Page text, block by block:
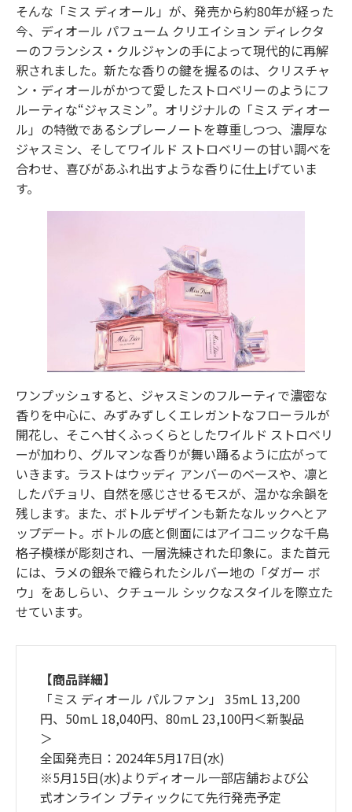
そんな「ミス ディオール」が、発売から約80年が経った
今、ディオール パフューム クリエイション ディレクタ
ーのフランシス・クルジャンの手によって現代的に再解
釈されました。新たな香りの鍵を握るのは、クリスチャ
ン・ディオールがかつて愛したストロベリーのようにフ
ルーティな“ジャスミン”。オリジナルの「ミス ディオー
ル」の特徴であるシプレーノートを尊重しつつ、濃厚な
ジャスミン、そしてワイルド ストロベリーの甘い調べを
合わせ、喜びがあふれ出すような香りに仕上げていま
す。
ワンプッシュすると、ジャスミンのフルーティで濃密な
香りを中心に、みずみずしくエレガントなフローラルが
開花し、そこへ甘くふっくらとしたワイルド ストロベリ
ーが加わり、グルマンな香りが舞い踊るように広がって
いきます。ラストはウッディ アンバーのベースや、凛と
したパチョリ、自然を感じさせるモスが、温かな余韻を
残します。また、ボトルデザインも新たなルックへとア
ップデート。ボトルの底と側面にはアイコニックな千鳥
格子模様が彫刻され、一層洗練された印象に。また首元
には、ラメの銀糸で織られたシルバー地の「ダガー ボ
ウ」をあしらい、クチュール シックなスタイルを際立た
せています。
【商品詳細】
「ミス ディオール パルファン」 35mL 13,200
円、50mL 18,040円、80mL 23,100円＜新製品
＞
全国発売日：2024年5月17日(水)
※5月15日(水)よりディオール一部店舗および公
式オンライン ブティックにて先行発売予定